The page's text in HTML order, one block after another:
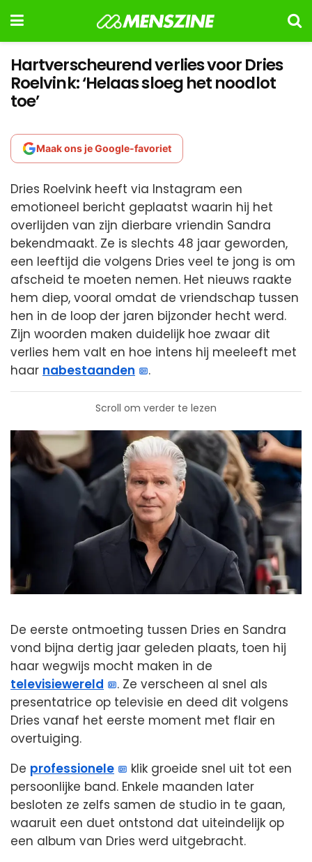
Hartverscheurend verlies voor Dries
Roelvink: ‘Helaas sloeg het noodlot
toe’
Maak ons je Google-favoriet
Dries Roelvink heeft via Instagram een
emotioneel bericht geplaatst waarin hij het
overlijden van zijn dierbare vriendin Sandra
bekendmaakt. Ze is slechts 48 jaar geworden,
een leeftijd die volgens Dries veel te jong is om
afscheid te moeten nemen. Het nieuws raakte
hem diep, vooral omdat de vriendschap tussen
hen in de loop der jaren bijzonder hecht werd.
Zijn woorden maken duidelijk hoe zwaar dit
verlies hem valt en hoe intens hij meeleeft met
haar nabestaanden .
Scroll om verder te lezen
De eerste ontmoeting tussen Dries en Sandra
vond bijna dertig jaar geleden plaats, toen hij
haar wegwijs mocht maken in de
televisiewereld
. Ze verscheen al snel als
presentatrice op televisie en deed dit volgens
Dries vanaf het eerste moment met flair en
overtuiging.
De professionele
klik groeide snel uit tot een
persoonlijke band. Enkele maanden later
besloten ze zelfs samen de studio in te gaan,
waaruit een duet ontstond dat uiteindelijk op
een album van Dries werd uitgebracht.